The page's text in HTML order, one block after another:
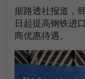
据路透社报道，
日起提高钢铁进
商优惠待遇。